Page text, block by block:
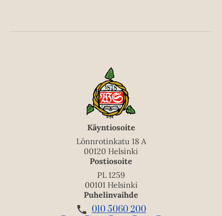
Käyntiosoite
Lönnrotinkatu 18 A
00120 Helsinki
Postiosoite
PL 1259
00101 Helsinki
Puhelinvaihde
010 5060 200